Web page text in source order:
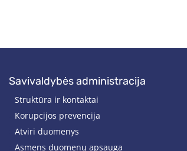
savivaldybės administracija
Struktūra ir kontaktai
Korupcijos prevencija
Atviri duomenys
Asmens duomenų apsauga